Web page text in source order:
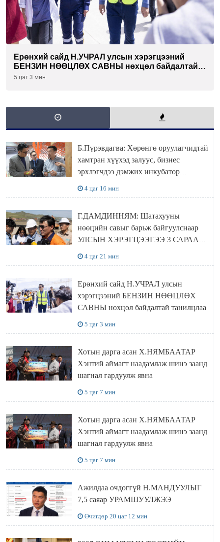
Ерөнхий сайд Н.УЧРАЛ улсын хэрэгцээний
БЕНЗИН НӨӨЦЛӨХ САВНЫ нөхцөл байдалтай
танилцлаа
5 цаг 3 мин
Б.Пүрэвдагва: Хөрөнгө оруулагчидтай
хамтран хүүхэд залуус, бизнес
эрхлэгчдээ дэмжих инкубатор
4 цаг 16 мин
Г.ДАМДИННЯМ: Шатахууны
нөөцийн савыг барьж байгуулснаар
УЛСЫН ХЭРЭГЦЭЭГЭЭ 3 САРААР
4 цаг 21 мин
Ерөнхий сайд Н.УЧРАЛ улсын
хэрэгцээний БЕНЗИН НӨӨЦЛӨХ
САВНЫ нөхцөл байдалтай танилцлаа
5 цаг 3 мин
Хотын дарга асан Х.НЯМБААТАР
Хэнтий аймагт наадамлаж шинэ заанд
шагнал гардуулж явна
5 цаг 7 мин
Хотын дарга асан Х.НЯМБААТАР
Хэнтий аймагт наадамлаж шинэ заанд
шагнал гардуулж явна
5 цаг 7 мин
Ажилдаа очдоггүй Н.МАНДУУЛЫГ
7,5 саяар УРАМШУУЛЖЭЭ
Өчигдөр 20 цаг 12 мин